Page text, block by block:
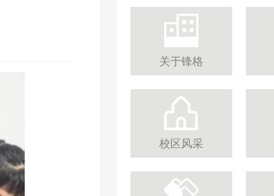
关于锋格
校区风采